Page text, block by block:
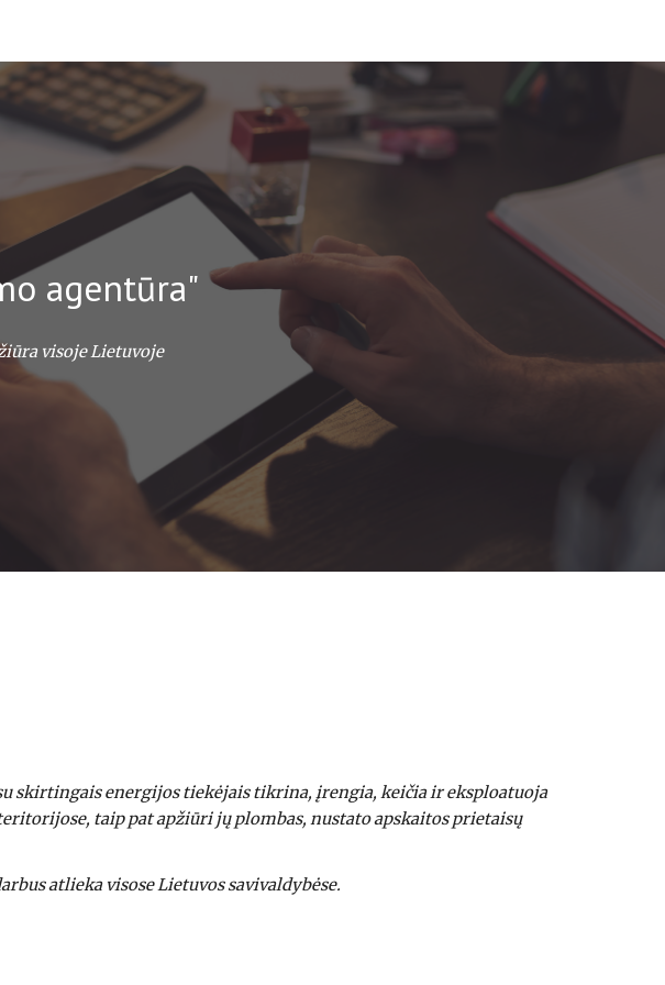
agentūra"
visoje Lietuvoje
skirtingais energijos tiekėjais tikrina, įrengia, keičia ir eksploatuoja
taip pat apžiūri jų plombas, nustato apskaitos prietaisų
atlieka visose Lietuvos savivaldybėse.